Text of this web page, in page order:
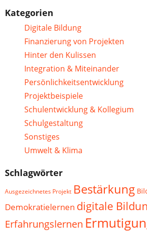
Kategorien
Digitale Bildung
Finanzierung von Projekten
Hinter den Kulissen
Integration & Miteinander
Persönlichkeitsentwicklung
Projektbeispiele
Schulentwicklung & Kollegium
Schulgestaltung
Sonstiges
Umwelt & Klima
Schlagwörter
Ausgezeichnetes Projekt Bestärkung
Demokratielernen digitale
Erfahrungslernen